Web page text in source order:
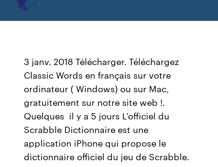
3 janv. 2018 Télécharger. Téléchargez
Classic Words en français sur votre
ordinateur ( Windows) ou sur Mac,
gratuitement sur notre site web !.
Quelques il y a 5 jours L'officiel du
Scrabble Dictionnaire est une
application iPhone qui propose le
dictionnaire officiel du jeu de Scrabble.